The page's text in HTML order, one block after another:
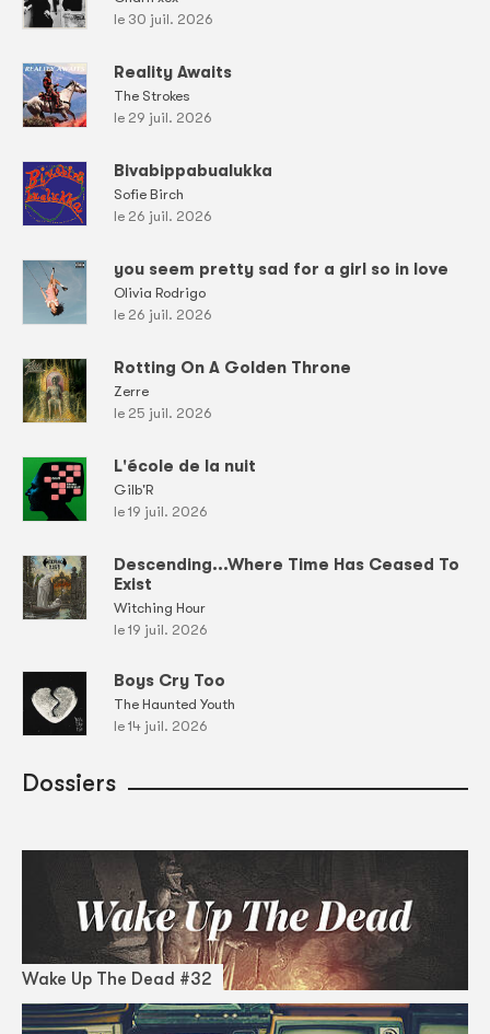
le 30 juil. 2026
Reality Awaits
The Strokes
le 29 juil. 2026
Bivabippabualukka
Sofie Birch
le 26 juil. 2026
you seem pretty sad for a girl so in love
Olivia Rodrigo
le 26 juil. 2026
Rotting On A Golden Throne
Zerre
le 25 juil. 2026
L'école de la nuit
Gilb'R
le 19 juil. 2026
Descending...Where Time Has Ceased To
Exist
Witching Hour
le 19 juil. 2026
Boys Cry Too
The Haunted Youth
le 14 juil. 2026
Dossiers
Wake Up The Dead #32